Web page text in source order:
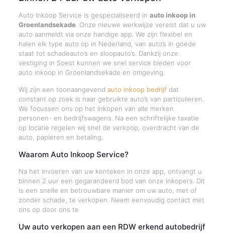
Auto Inkoop Service is gespecialiseerd in auto inkoop in
Groenlandsekade. Onze nieuwe werkwijze vereist dat u uw
auto aanmeldt via onze handige app. We zijn flexibel en
halen elk type auto op in Nederland, van auto’s in goede
staat tot schadeauto’s en sloopauto’s. Dankzij onze
vestiging in Soest kunnen we snel service bieden voor
auto inkoop in Groenlandsekade en omgeving.
Wij zijn een toonaangevend auto inkoop bedrijfdat
constant op zoek is naar gebruikte auto’s van particulieren.
We focussen ons op het inkopen van alle merken
personen- en bedrijfswagens. Na een schriftelijke taxatie
op locatie regelen wij snel de verkoop, overdracht van de
auto, papieren en betaling.
Waarom Auto Inkoop Service?
Na het invoeren van uw kenteken in onze app, ontvangt u
binnen 2 uur een gegarandeerd bod van onze inkopers. Dit
is een snelle en betrouwbare manier om uw auto, met of
zonder schade, te verkopen. Neem eenvoudig contact met
ons op door ons te
Uw auto verkopen aan een RDW erkend autobedrijf